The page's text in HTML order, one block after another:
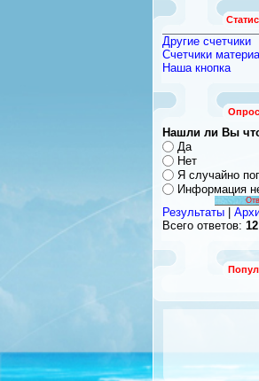
Другие счетчики
Счетчики
Наша кнопка
Нашли ли Вы
Да
Нет
Я случайно
Информация
Результаты
Всего ответов: 12